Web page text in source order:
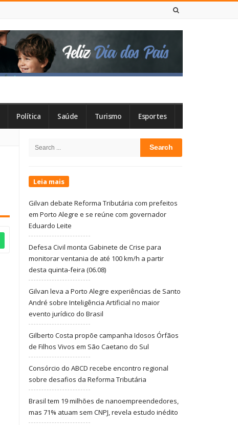
Política Saúde Turismo Esportes
Sidebar
Search
Leia mais
Gilvan debate Reforma Tributária com prefeitos
em Porto Alegre e se reúne com governador
Eduardo Leite
Defesa Civil monta Gabinete de Crise para
monitorar ventania de até 100 km/h a partir
desta quinta-feira (06.08)
Gilvan leva a Porto Alegre experiências de Santo
André sobre Inteligência Artificial no maior
evento jurídico do Brasil
Gilberto Costa propõe campanha Idosos Órfãos
de Filhos Vivos em São Caetano do Sul
Consórcio do ABCD recebe encontro regional
sobre desafios da Reforma Tributária
Brasil tem 19 milhões de nanoempreendedores,
mas 71% atuam sem CNPJ, revela estudo inédito